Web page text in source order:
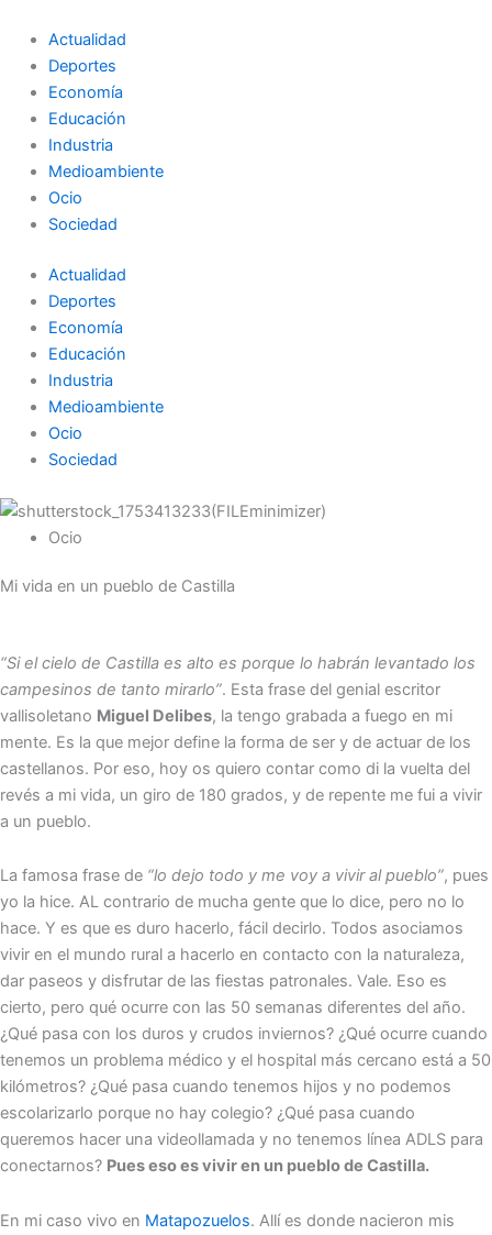
contenido
Actualidad
Deportes
Economía
Educación
Industria
Medioambiente
Ocio
Sociedad
Actualidad
Deportes
Economía
Educación
Industria
Medioambiente
Ocio
Sociedad
Ocio
Mi vida en un pueblo de Castilla
“Si el cielo de Castilla es alto es porque lo habrán levantado los
campesinos de tanto mirarlo”. Esta frase del genial escritor
vallisoletano Miguel Delibes, la tengo grabada a fuego en mi
mente. Es la que mejor define la forma de ser y de actuar de los
castellanos. Por eso, hoy os quiero contar como di la vuelta del
revés a mi vida, un giro de 180 grados, y de repente me fui a vivir
a un pueblo.
La famosa frase de “lo dejo todo y me voy a vivir al pueblo”, pues
yo la hice. AL contrario de mucha gente que lo dice, pero no lo
hace. Y es que es duro hacerlo, fácil decirlo. Todos asociamos
vivir en el mundo rural a hacerlo en contacto con la naturaleza,
dar paseos y disfrutar de las fiestas patronales. Vale. Eso es
cierto, pero qué ocurre con las 50 semanas diferentes del año.
¿Qué pasa con los duros y crudos inviernos? ¿Qué ocurre cuando
tenemos un problema médico y el hospital más cercano está a 50
kilómetros? ¿Qué pasa cuando tenemos hijos y no podemos
escolarizarlo porque no hay colegio? ¿Qué pasa cuando
queremos hacer una videollamada y no tenemos línea ADLS para
conectarnos? Pues eso es vivir en un pueblo de Castilla.
En mi caso vivo en Matapozuelos. Allí es donde nacieron mis